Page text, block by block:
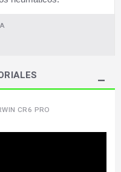
CR6 PRO